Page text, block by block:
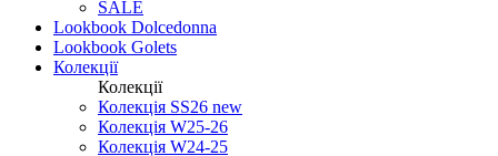
SALE
Lookbook Dolcedonna
Lookbook Golets
Колекції
Колекції
Колекція SS26 new
Колекція W25-26
Колекція W24-25